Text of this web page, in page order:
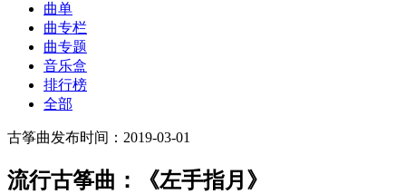
曲单
曲专栏
曲专题
音乐盒
排行榜
全部
古筝曲发布时间：2019-03-01
流行古筝曲：《左手指月》